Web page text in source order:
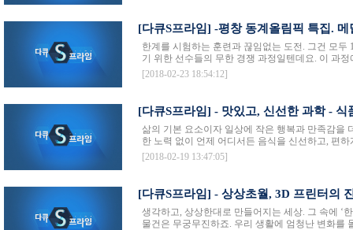
[다큐S프라임] -평창 동계올림픽 특집.
한계를 시험하는 훈련과 끊임없는 도전. 그건 모두
기 위한 선수들의 무한 경쟁 과정일텐데요. 이 과
[2018-02-23 18:54:12]
[다큐S프라임] - 맛있고, 신선한 과학 -
삶의 기본 요소이자 일상에 작은 행복과 만족감을
한 노력 없이 언제 어디서든 음식을 신선하고, 편
[2018-02-19 13:47:05]
[다큐S프라임] - 상상초월, 3D 프린터의
생각하고, 상상한대로 만들어지는 세상. 그 속에 ‘
물건은 무궁무진하죠. 우리 생활에 엄청난 변화를